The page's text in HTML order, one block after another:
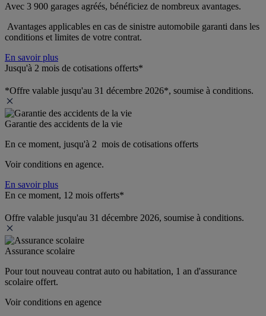
Avec 3 900 garages agréés, bénéficiez de nombreux avantages.
Avantages applicables en cas de sinistre automobile garanti dans les
conditions et limites de votre contrat.
En savoir plus
Jusqu'à 2 mois de cotisations offerts*
*Offre valable jusqu'au 31 décembre 2026*, soumise à conditions.
Garantie des accidents de la vie
En ce moment, jusqu'à 2  mois de cotisations offerts
Voir conditions en agence.
En savoir plus
En ce moment, 12 mois offerts*
Offre valable jusqu'au 31 décembre 2026, soumise à conditions.
Assurance scolaire
Pour tout nouveau contrat auto ou habitation, 1 an d'assurance
scolaire offert.
Voir conditions en agence